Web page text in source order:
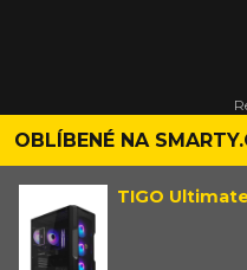
OBLÍBENÉ NA
TIGO